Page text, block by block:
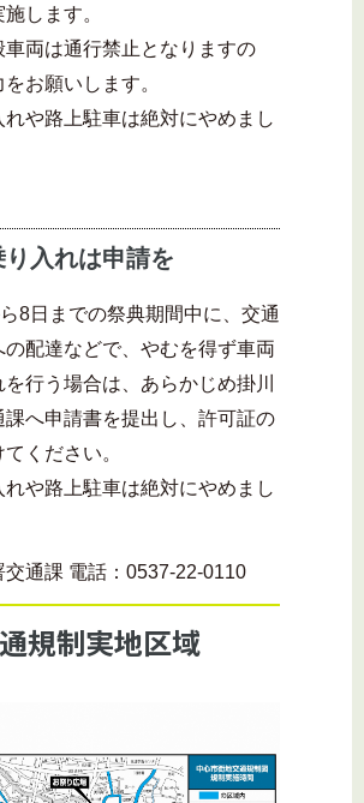
します。
車両は通行禁止となりますの
お願いします。
れや路上駐車は絶対にやめまし
入れは申請を
8日までの祭典期間中に、交通
の配達などで、やむを得ず車両
行う場合は、あらかじめ掛川
課へ申請書を提出し、許可証の
ください。
れや路上駐車は絶対にやめまし
交通課 電話：0537-22-0110
規制実地区域